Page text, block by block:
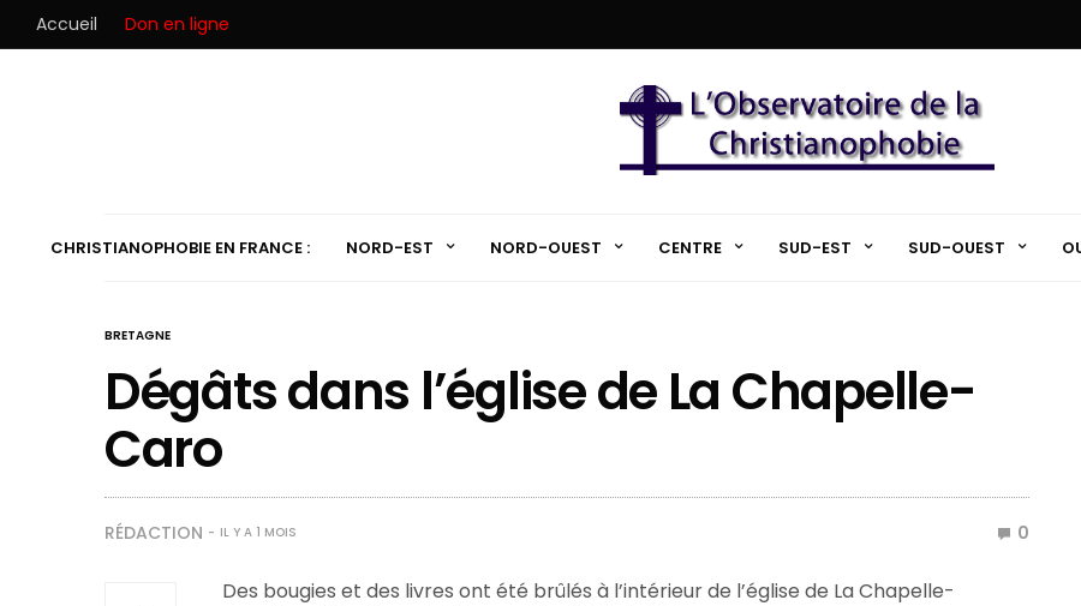
Accueil Don en ligne
CHRISTIANOPHOBIE EN FRANCE : NORD-EST NORD-OUEST CENTRE SUD-EST SUD-OUEST
BRETAGNE
Dégâts dans l’église de La Chapelle-
Caro
RÉDACTION IL Y A 1 MOIS 0
Des bougies et des livres ont été brûlés à l’intérieur de l’église de La Chapelle-